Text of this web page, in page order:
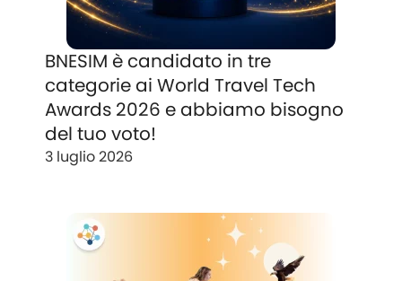
BNESIM è candidato in tre
categorie ai World Travel Tech
Awards 2026 e abbiamo bisogno
del tuo voto!
3 luglio 2026